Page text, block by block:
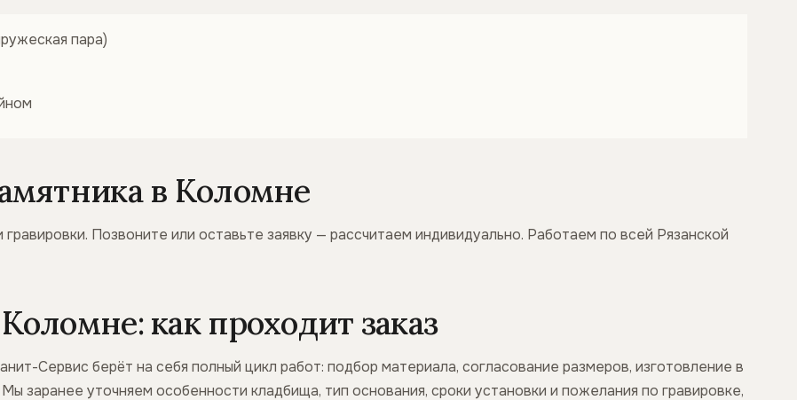
пара)
в Коломне
Позвоните или оставьте заявку — рассчитаем индивидуально. Работаем по всей Рязанской
как проходит заказ
Сервис берёт на себя полный цикл работ: подбор материала, согласование размеров, изготовление в
заранее уточняем особенности кладбища, тип основания, сроки установки и пожелания по гравировке,